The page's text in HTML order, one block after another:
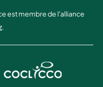
est membre de l'alliance
.